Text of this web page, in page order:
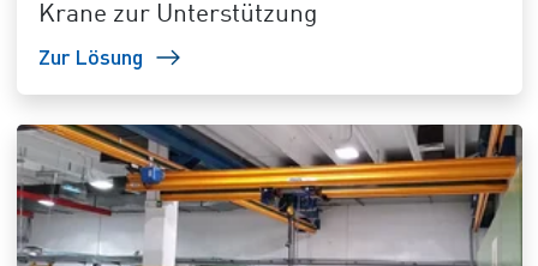
Krane zur Unterstützung
Zur Lösung